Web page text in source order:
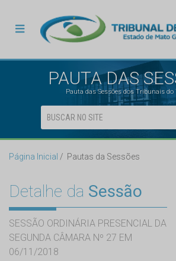
PAUTA DAS
Pauta das Sessões dos Tribunais do
Página Inicial Pautas da Sessões
Detalhe da Sessão
SESSÃO ORDINÁRIA PRESENCIAL DA
SEGUNDA CÂMARA Nº 27 EM
06/11/2018